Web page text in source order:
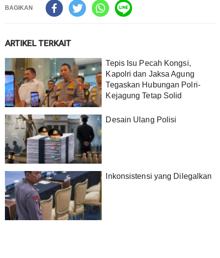
BAGIKAN
ARTIKEL TERKAIT
Tepis Isu Pecah Kongsi,
Kapolri dan Jaksa Agung
Tegaskan Hubungan Polri-
Kejagung Tetap Solid
Desain Ulang Polisi
Inkonsistensi yang Dilegalkan